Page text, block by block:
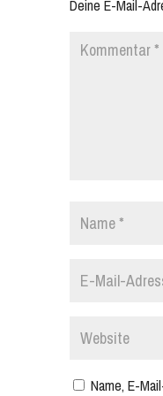
Deine E-Mail-
Name, E-